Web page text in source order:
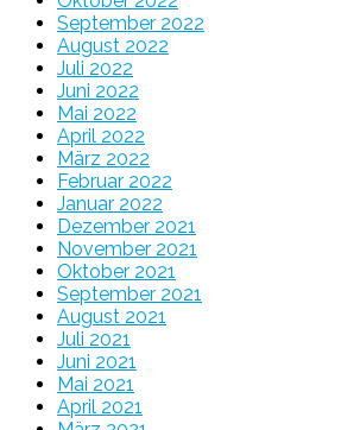
September 2022
August 2022
Juli 2022
Juni 2022
Mai 2022
April 2022
März 2022
Februar 2022
Januar 2022
Dezember 2021
November 2021
Oktober 2021
September 2021
August 2021
Juli 2021
Juni 2021
Mai 2021
April 2021